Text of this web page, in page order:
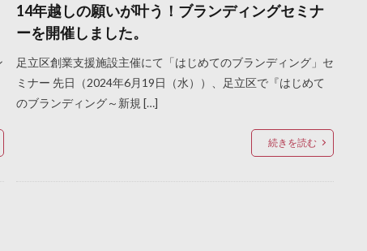
14年越しの願いが叶う！ブランディングセミナ
ーを開催しました。
足立区創業支援施設主催にて「はじめてのブランディング」セ
ミナー 先日（2024年6月19日（水））、足立区で『はじめて
のブランディング～新規 […]
続きを読む